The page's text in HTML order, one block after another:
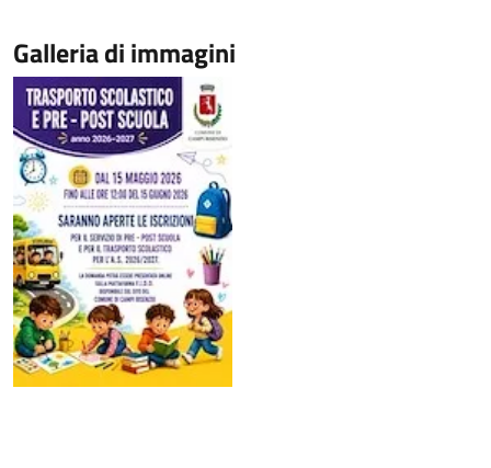
Galleria di immagini